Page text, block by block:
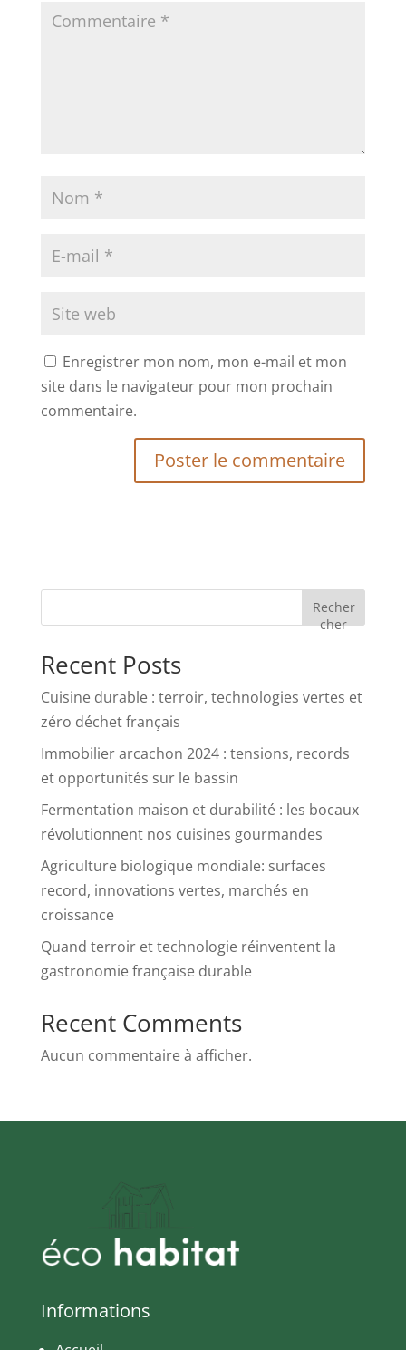
Enregistrer mon nom, mon e-mail et mon
site dans le navigateur pour mon prochain
commentaire.
Recher
cher
Recent Posts
Cuisine durable : terroir, technologies vertes et
zéro déchet français
Immobilier arcachon 2024 : tensions, records
et opportunités sur le bassin
Fermentation maison et durabilité : les bocaux
révolutionnent nos cuisines gourmandes
Agriculture biologique mondiale: surfaces
record, innovations vertes, marchés en
croissance
Quand terroir et technologie réinventent la
gastronomie française durable
Recent Comments
Aucun commentaire à afficher.
Informations